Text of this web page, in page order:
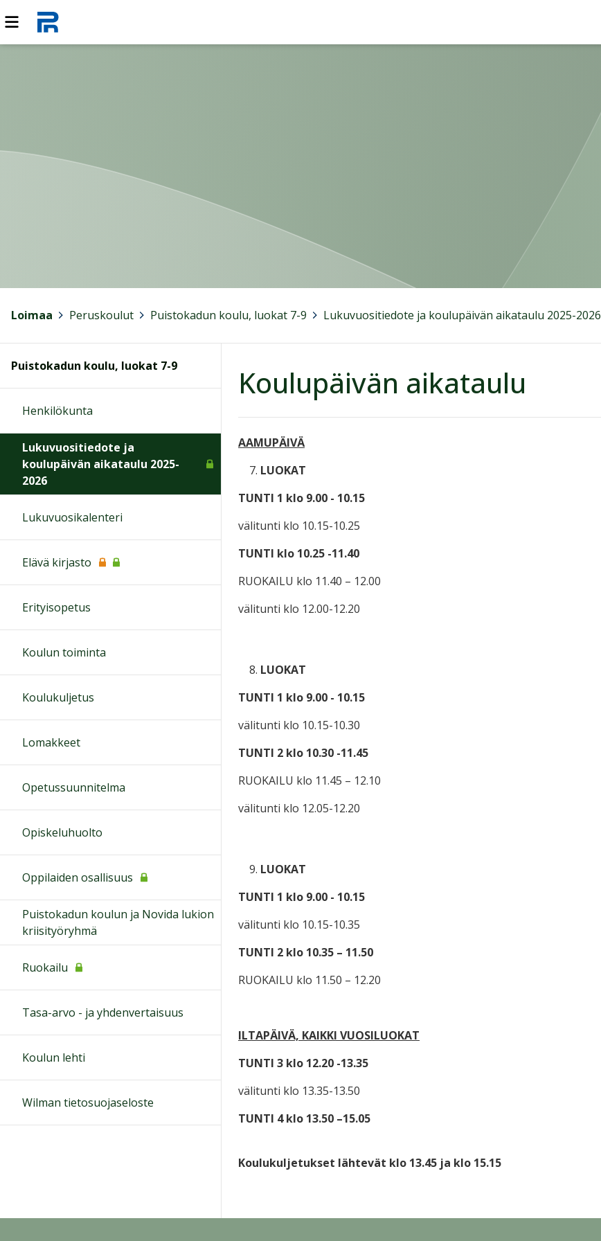
Loimaa Peruskoulut Puistokadun koulu, luokat 7-9 Lukuvuositiedote ja koulupäivän aikataulu 2025-2026
Koulupäivän aikataulu
AAMUPÄIVÄ
LUOKAT
TUNTI 1 klo 9.00 - 10.15
välitunti klo 10.15-10.25
TUNTI klo 10.25 -11.40
RUOKAILU klo 11.40 – 12.00
välitunti klo 12.00-12.20
LUOKAT
TUNTI 1 klo 9.00 - 10.15
välitunti klo 10.15-10.30
TUNTI 2 klo 10.30 -11.45
RUOKAILU klo 11.45 – 12.10
välitunti klo 12.05-12.20
LUOKAT
TUNTI 1 klo 9.00 - 10.15
välitunti klo 10.15-10.35
TUNTI 2 klo 10.35 – 11.50
RUOKAILU klo 11.50 – 12.20
ILTAPÄIVÄ, KAIKKI VUOSILUOKAT
TUNTI 3 klo 12.20 -13.35
välitunti klo 13.35-13.50
TUNTI 4klo 13.50 –15.05
Koulukuljetukset lähtevät klo 13.45 ja klo 15.15
Puistokadun koulu, luokat 7-9
Henkilökunta
Lukuvuositiedote ja
koulupäivän aikataulu 2025-
2026
Lukuvuosikalenteri
Elävä kirjasto
Erityisopetus
Koulun toiminta
Koulukuljetus
Lomakkeet
Opetussuunnitelma
Opiskeluhuolto
Oppilaiden osallisuus
Puistokadun koulun ja Novida lukion
kriisityöryhmä
Ruokailu
Tasa-arvo - ja yhdenvertaisuus
Koulun lehti
Wilman tietosuojaseloste